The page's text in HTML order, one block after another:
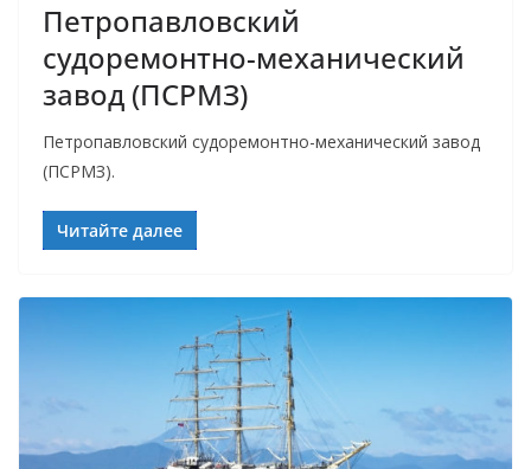
Петропавловский
судоремонтно-механический
завод (ПСРМЗ)
Петропавловский судоремонтно-механический завод
(ПСРМЗ).
Читайте далее